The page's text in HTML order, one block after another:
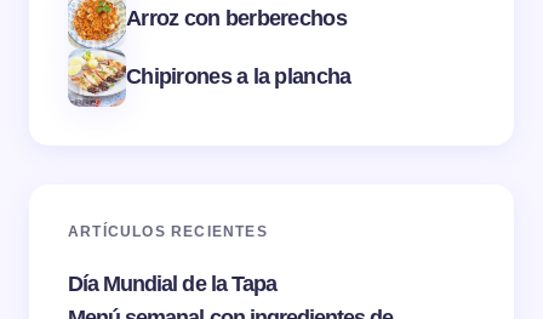
Arroz con berberechos
Chipirones a la plancha
ARTÍCULOS RECIENTES
Día Mundial de la Tapa